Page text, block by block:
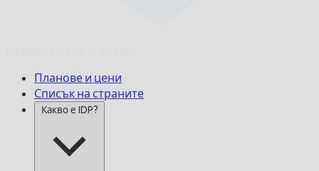
Планове и цени
Списък на страните
Какво е IDP?